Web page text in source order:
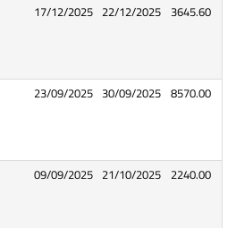
17/12/2025 22/12/2025 3645.60
23/09/2025 30/09/2025 8570.00
09/09/2025 21/10/2025 2240.00